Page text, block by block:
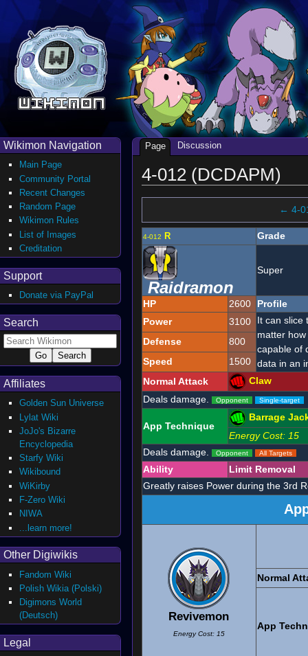
4-012 (DCDAPM)
← 4-
4-012 R Grade
Raidramon
Super
HP 2600
Profile
Power
3100
It can slice
matter
capable of
data in an
Defense
800
Speed
1500
Normal Attack
Claw
Deals damage.
Opponent Single-target
App Technique
Barrage
Energy Cost: 15
Deals damage.
Opponent All Targets
Ability
Limit Removal
Greatly raises Power during the 3rd
Revivemon
Energy Cost: 15
Normal
App
Page Discussion
Wikimon Navigation
Main Page
Community Portal
Recent Changes
Random Page
Wikimon Rules
List of Images
Creditation
Support
Donate via PayPal
Search
Affiliates
Golden Sun Universe
Lylat Wiki
JoJo's Bizarre
Encyclopedia
Starfy Wiki
Wikibound
WiKirby
F-Zero Wiki
NIWA
...learn more!
Other Digiwikis
Fandom Wiki
Polish Wikia (Polski)
Digimons World
(Deutsch)
Legal